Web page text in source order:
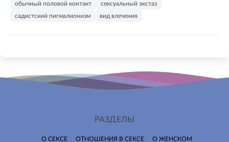
обычный половой контакт
сексуальный экстаз
садистский пигмалионизм
вид влечения
РАЗДЕЛЫ
О СЕКСЕ ОТНОШЕНИЯ В СЕКСЕ О ЖЕНСКОМ